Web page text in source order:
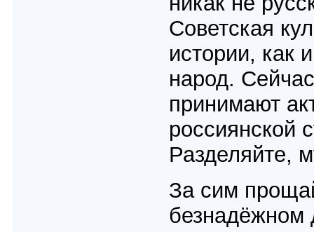
Советская
истории, как
народ.
принимают
россиянской
Разделяйте,
За сим
безнадёжном